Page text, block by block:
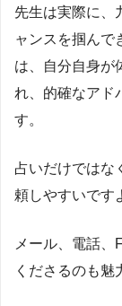
先生は実際に、
ャンスを掴んで
は、自分自身が
れ、的確なアド
す。
占いだけではな
頼しやすいです
メール、電話、
くださるのも魅